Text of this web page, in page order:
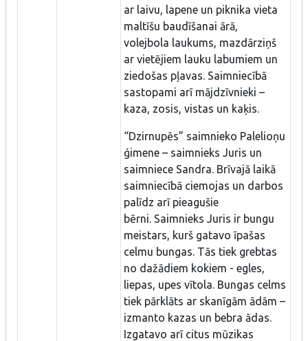
ar laivu, lapene un piknika vieta
maltīšu baudīšanai ārā,
volejbola laukums, mazdārziņš
ar vietējiem lauku labumiem un
ziedošas pļavas. Saimniecībā
sastopami arī mājdzīvnieki –
kaza, zosis, vistas un kaķis.
“Dzirnupēs” saimnieko Palelioņu
ģimene – saimnieks Juris un
saimniece Sandra. Brīvajā laikā
saimniecībā ciemojas un darbos
palīdz arī pieagušie
bērni. Saimnieks Juris ir bungu
meistars, kurš gatavo īpašas
celmu bungas. Tās tiek grebtas
no dažādiem kokiem - egles,
liepas, upes vītola. Bungas celms
tiek pārklāts ar skanīgām ādām –
izmanto kazas un bebra ādas.
Izgatavo arī citus mūzikas